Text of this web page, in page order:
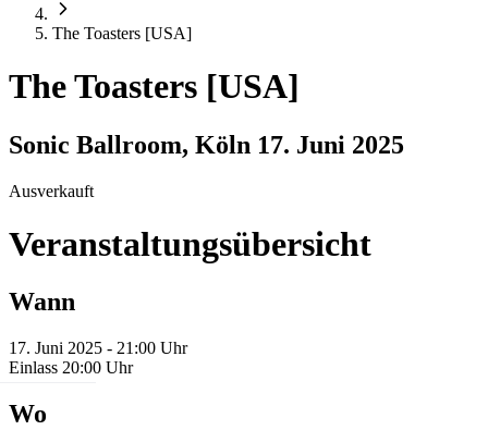
The Toasters [USA]
The Toasters [USA]
Sonic Ballroom, Köln 17. Juni 2025
Ausverkauft
Veranstaltungsübersicht
Wann
17. Juni 2025 - 21:00 Uhr
Einlass 20:00 Uhr
Wo